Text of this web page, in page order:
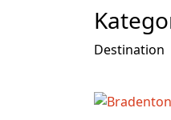
Destination